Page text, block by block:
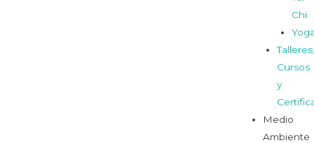
Chi
Cursos
y
Medio
Ambiente